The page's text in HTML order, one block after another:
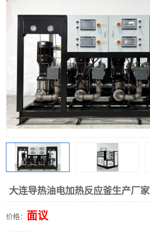
大连导热油电加热反应釜生产厂家
价格： 面议